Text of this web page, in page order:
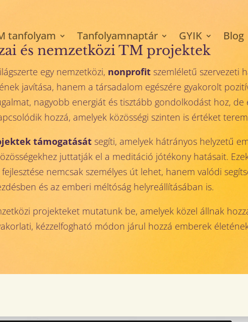
tanfolyam Tanfolyamnaptár GYIK Blog
és nemzetközi TM projektek
egy nemzetközi, nonprofit szemléletű szervezeti
javítása, hanem a társadalom egészére gyakorolt
nagyobb energiát és tisztább gondolkodást hoz, de
hozzá, amelyek közösségi szinten is értéket
támogatásátsegíti, amelyek hátrányos helyzetű
juttatják el a meditáció jótékony hatásait.
nemcsak személyes út lehet, hanem valódi
és az emberi méltóság helyreállításában is.
projekteket mutatunk be, amelyek közel állnak
kézzelfogható módon járul hozzá emberek